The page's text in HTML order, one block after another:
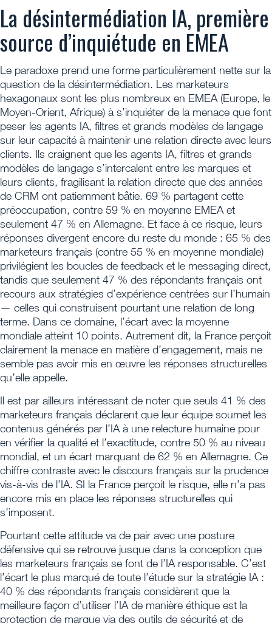
La désintermédiation IA, première
source d’inquiétude en EMEA
Le paradoxe prend une forme particulièrement nette sur la
question de la désintermédiation. Les marketeurs
hexagonaux sont les plus nombreux en EMEA (Europe, le
Moyen-Orient, Afrique) à s’inquiéter de la menace que font
peser les agents IA, filtres et grands modèles de langage
sur leur capacité à maintenir une relation directe avec leurs
clients. Ils craignent que les agents IA, filtres et grands
modèles de langage s’intercalent entre les marques et
leurs clients, fragilisant la relation directe que des années
de CRM ont patiemment bâtie. 69 % partagent cette
préoccupation, contre 59 % en moyenne EMEA et
seulement 47 % en Allemagne. Et face à ce risque, leurs
réponses divergent encore du reste du monde : 65 % des
marketeurs français (contre 55 % en moyenne mondiale)
privilégient les boucles de feedback et le messaging direct,
tandis que seulement 47 % des répondants français ont
recours aux stratégies d’expérience centrées sur l’humain
— celles qui construisent pourtant une relation de long
terme. Dans ce domaine, l’écart avec la moyenne
mondiale atteint 10 points. Autrement dit, la France perçoit
clairement la menace en matière d’engagement, mais ne
semble pas avoir mis en œuvre les réponses structurelles
qu’elle appelle.
Il est par ailleurs intéressant de noter que seuls 41 % des
marketeurs français déclarent que leur équipe soumet les
contenus générés par l’IA à une relecture humaine pour
en vérifier la qualité et l’exactitude, contre 50 % au niveau
mondial, et un écart marquant de 62 % en Allemagne. Ce
chiffre contraste avec le discours français sur la prudence
vis-à-vis de l’IA. SI la France perçoit le risque, elle n’a pas
encore mis en place les réponses structurelles qui
s’imposent.
Pourtant cette attitude va de pair avec une posture
défensive qui se retrouve jusque dans la conception que
les marketeurs français se font de l’IA responsable. C’est
l’écart le plus marqué de toute l’étude sur la stratégie IA :
40 % des répondants français considèrent que la
meilleure façon d’utiliser l’IA de manière éthique est la
protection de marque via des outils de sécurité et de